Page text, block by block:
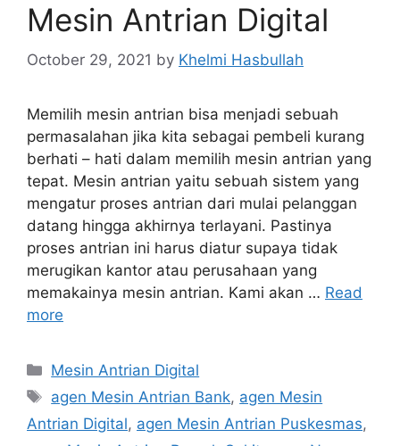
Mesin Antrian Digital
October 29, 2021 by Khelmi Hasbullah
Memilih mesin antrian bisa menjadi sebuah
permasalahan jika kita sebagai pembeli kurang
berhati – hati dalam memilih mesin antrian yang
tepat. Mesin antrian yaitu sebuah sistem yang
mengatur proses antrian dari mulai pelanggan
datang hingga akhirnya terlayani. Pastinya
proses antrian ini harus diatur supaya tidak
merugikan kantor atau perusahaan yang
memakainya mesin antrian. Kami akan … Read
more
Categories
Mesin Antrian Digital
Tags
agen Mesin Antrian Bank, agen Mesin
Antrian Digital, agen Mesin Antrian Puskesmas,